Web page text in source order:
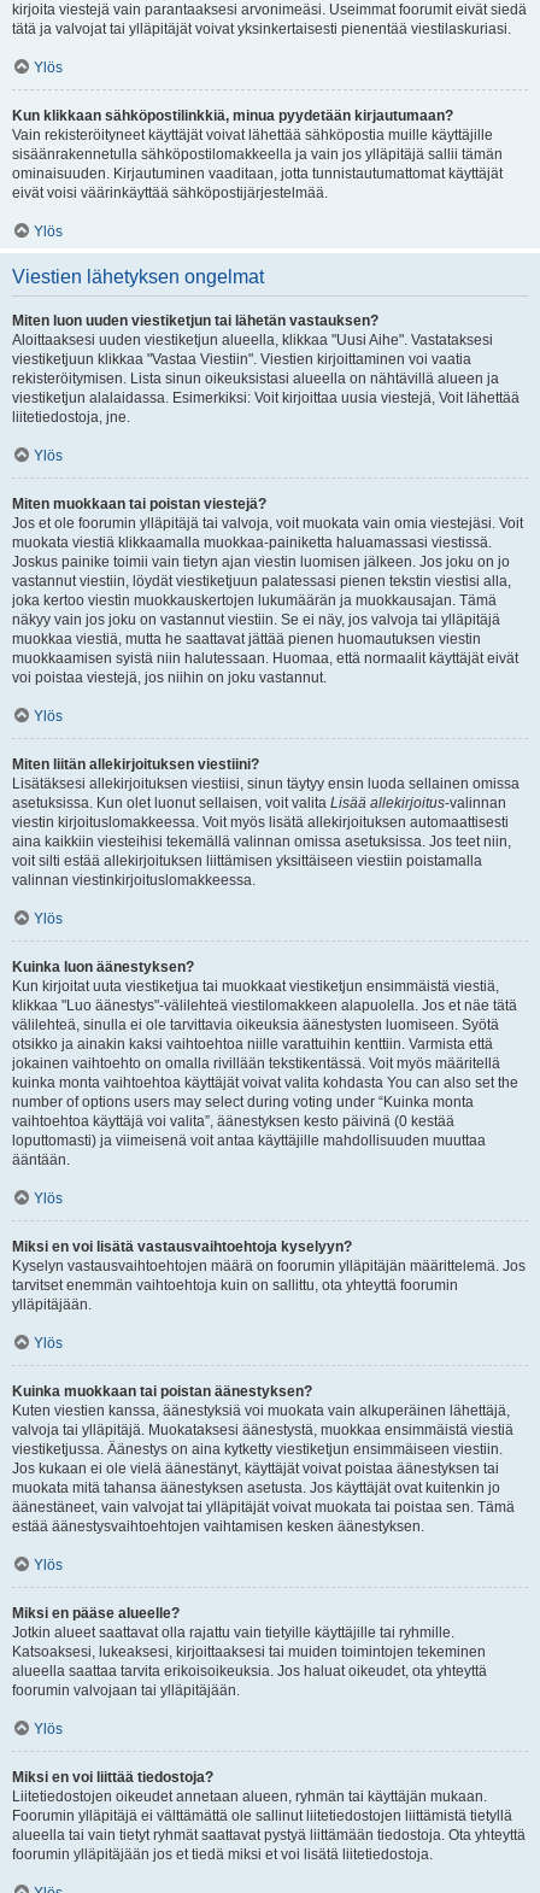
kirjoita viestejä vain parantaaksesi arvonimeäsi. Useimmat foorumit eivät siedä
tätä ja valvojat tai ylläpitäjät voivat yksinkertaisesti pienentää viestilaskuriasi.
Ylös
Kun klikkaan sähköpostilinkkiä, minua pyydetään kirjautumaan?
Vain rekisteröityneet käyttäjät voivat lähettää sähköpostia muille käyttäjille
sisäänrakennetulla sähköpostilomakkeella ja vain jos ylläpitäjä sallii tämän
ominaisuuden. Kirjautuminen vaaditaan, jotta tunnistautumattomat käyttäjät
eivät voisi väärinkäyttää sähköpostijärjestelmää.
Ylös
Viestien lähetyksen ongelmat
Miten luon uuden viestiketjun tai lähetän vastauksen?
Aloittaaksesi uuden viestiketjun alueella, klikkaa "Uusi Aihe". Vastataksesi
viestiketjuun klikkaa "Vastaa Viestiin". Viestien kirjoittaminen voi vaatia
rekisteröitymisen. Lista sinun oikeuksistasi alueella on nähtävillä alueen ja
viestiketjun alalaidassa. Esimerkiksi: Voit kirjoittaa uusia viestejä, Voit lähettää
liitetiedostoja, jne.
Ylös
Miten muokkaan tai poistan viestejä?
Jos et ole foorumin ylläpitäjä tai valvoja, voit muokata vain omia viestejäsi. Voit
muokata viestiä klikkaamalla muokkaa-painiketta haluamassasi viestissä.
Joskus painike toimii vain tietyn ajan viestin luomisen jälkeen. Jos joku on jo
vastannut viestiin, löydät viestiketjuun palatessasi pienen tekstin viestisi alla,
joka kertoo viestin muokkauskertojen lukumäärän ja muokkausajan. Tämä
näkyy vain jos joku on vastannut viestiin. Se ei näy, jos valvoja tai ylläpitäjä
muokkaa viestiä, mutta he saattavat jättää pienen huomautuksen viestin
muokkaamisen syistä niin halutessaan. Huomaa, että normaalit käyttäjät eivät
voi poistaa viestejä, jos niihin on joku vastannut.
Ylös
Miten liitän allekirjoituksen viestiini?
Lisätäksesi allekirjoituksen viestiisi, sinun täytyy ensin luoda sellainen omissa
asetuksissa. Kun olet luonut sellaisen, voit valita Lisää allekirjoitus-valinnan
viestin kirjoituslomakkeessa. Voit myös lisätä allekirjoituksen automaattisesti
aina kaikkiin viesteihisi tekemällä valinnan omissa asetuksissa. Jos teet niin,
voit silti estää allekirjoituksen liittämisen yksittäiseen viestiin poistamalla
valinnan viestinkirjoituslomakkeessa.
Ylös
Kuinka luon äänestyksen?
Kun kirjoitat uuta viestiketjua tai muokkaat viestiketjun ensimmäistä viestiä,
klikkaa "Luo äänestys"-välilehteä viestilomakkeen alapuolella. Jos et näe tätä
välilehteä, sinulla ei ole tarvittavia oikeuksia äänestysten luomiseen. Syötä
otsikko ja ainakin kaksi vaihtoehtoa niille varattuihin kenttiin. Varmista että
jokainen vaihtoehto on omalla rivillään tekstikentässä. Voit myös määritellä
kuinka monta vaihtoehtoa käyttäjät voivat valita kohdasta You can also set the
number of options users may select during voting under “Kuinka monta
vaihtoehtoa käyttäjä voi valita”, äänestyksen kesto päivinä (0 kestää
loputtomasti) ja viimeisenä voit antaa käyttäjille mahdollisuuden muuttaa
ääntään.
Ylös
Miksi en voi lisätä vastausvaihtoehtoja kyselyyn?
Kyselyn vastausvaihtoehtojen määrä on foorumin ylläpitäjän määrittelemä. Jos
tarvitset enemmän vaihtoehtoja kuin on sallittu, ota yhteyttä foorumin
ylläpitäjään.
Ylös
Kuinka muokkaan tai poistan äänestyksen?
Kuten viestien kanssa, äänestyksiä voi muokata vain alkuperäinen lähettäjä,
valvoja tai ylläpitäjä. Muokataksesi äänestystä, muokkaa ensimmäistä viestiä
viestiketjussa. Äänestys on aina kytketty viestiketjun ensimmäiseen viestiin.
Jos kukaan ei ole vielä äänestänyt, käyttäjät voivat poistaa äänestyksen tai
muokata mitä tahansa äänestyksen asetusta. Jos käyttäjät ovat kuitenkin jo
äänestäneet, vain valvojat tai ylläpitäjät voivat muokata tai poistaa sen. Tämä
estää äänestysvaihtoehtojen vaihtamisen kesken äänestyksen.
Ylös
Miksi en pääse alueelle?
Jotkin alueet saattavat olla rajattu vain tietyille käyttäjille tai ryhmille.
Katsoaksesi, lukeaksesi, kirjoittaaksesi tai muiden toimintojen tekeminen
alueella saattaa tarvita erikoisoikeuksia. Jos haluat oikeudet, ota yhteyttä
foorumin valvojaan tai ylläpitäjään.
Ylös
Miksi en voi liittää tiedostoja?
Liitetiedostojen oikeudet annetaan alueen, ryhmän tai käyttäjän mukaan.
Foorumin ylläpitäjä ei välttämättä ole sallinut liitetiedostojen liittämistä tietyllä
alueella tai vain tietyt ryhmät saattavat pystyä liittämään tiedostoja. Ota yhteyttä
foorumin ylläpitäjään jos et tiedä miksi et voi lisätä liitetiedostoja.